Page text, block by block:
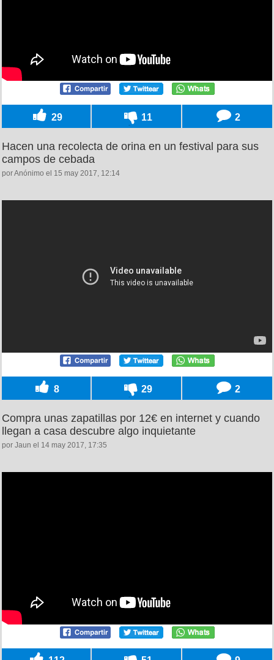
29 11 2
Hacen una recolecta de orina en un festival para sus
campos de cebada
por Anónimo el 15 may 2017, 12:14
8 29 2
Compra unas zapatillas por 12€ en internet y cuando
llegan a casa descubre algo inquietante
por Jaun el 14 may 2017, 17:35